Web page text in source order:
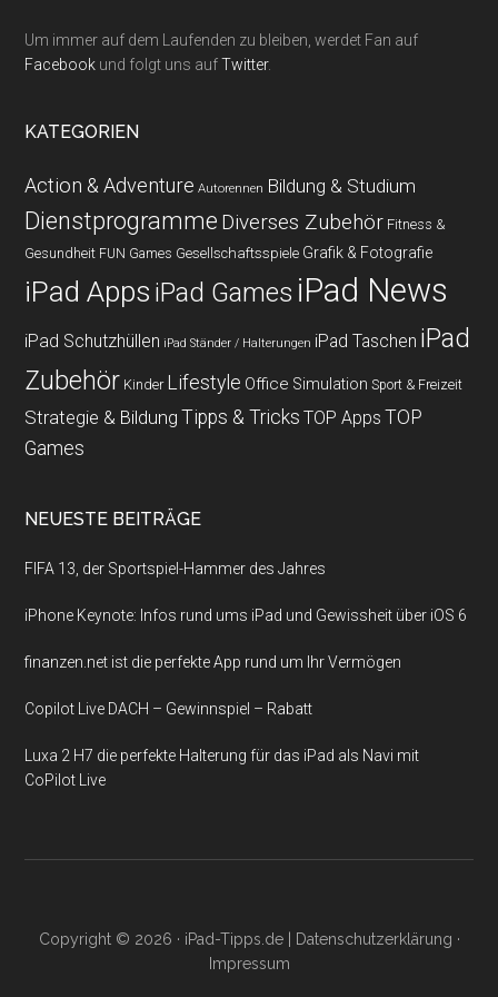
Um immer auf dem Laufenden zu bleiben, werdet Fan auf
Facebook und folgt uns aufTwitter.
KATEGORIEN
Action & Adventure Autorennen Bildung & Studium
Dienstprogramme Diverses Zubehör Fitness &
Gesundheit FUN Games Gesellschaftsspiele Grafik & Fotografie
iPad Apps iPad Games iPad News
iPad Schutzhüllen iPad Ständer / Halterungen iPad Taschen iPad
Zubehör Kinder Lifestyle Office Simulation Sport & Freizeit
Strategie & Bildung Tipps & Tricks TOP Apps TOP
Games
NEUESTE BEITRÄGE
FIFA 13, der Sportspiel-Hammer des Jahres
iPhone Keynote: Infos rund ums iPad und Gewissheit über iOS 6
finanzen.net ist die perfekte App rund um Ihr Vermögen
Copilot Live DACH – Gewinnspiel – Rabatt
Luxa 2 H7 die perfekte Halterung für das iPad als Navi mit
CoPilot Live
Copyright © 2026 · iPad-Tipps.de| Datenschutzerklärung ·
Impressum